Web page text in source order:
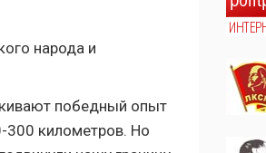
народа и
победный опыт
300 километров. Но